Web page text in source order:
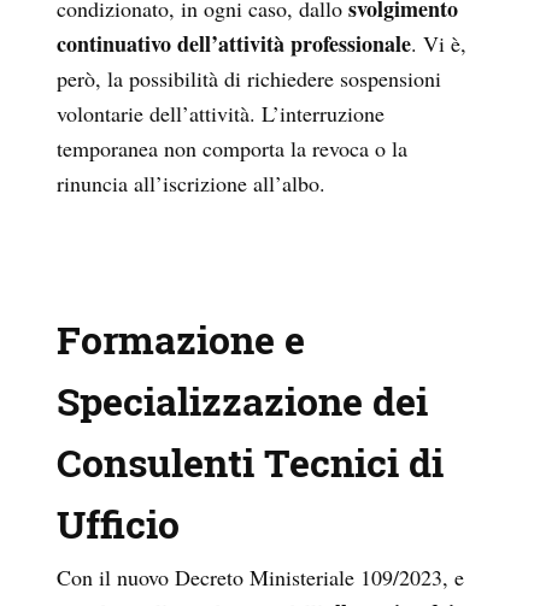
condizionato, in ogni caso, dallo svolgimento
continuativo dell’attività professionale. Vi è,
però, la possibilità di richiedere sospensioni
volontarie dell’attività. L’interruzione
temporanea non comporta la revoca o la
rinuncia all’iscrizione all’albo.
Formazione e
Specializzazione dei
Consulenti Tecnici di
Ufficio
Con il nuovo Decreto Ministeriale 109/2023, e